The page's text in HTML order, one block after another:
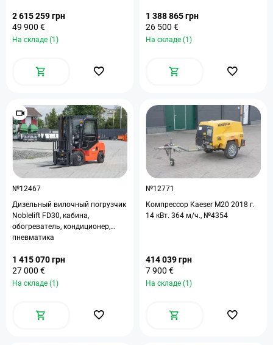
2 615 259 грн
49 900 €
На складе (1)
1 388 865 грн
26 500 €
На складе (1)
№12467
Дизельный вилочный погрузчик
Noblelift FD30, кабина,
обогреватель, кондиционер,
пневматика
1 415 070 грн
27 000 €
На складе (1)
№12771
Компрессор Kaeser M20 2018 г.
14 кВт. 364 м/ч., №4354
414 039 грн
7 900 €
На складе (1)